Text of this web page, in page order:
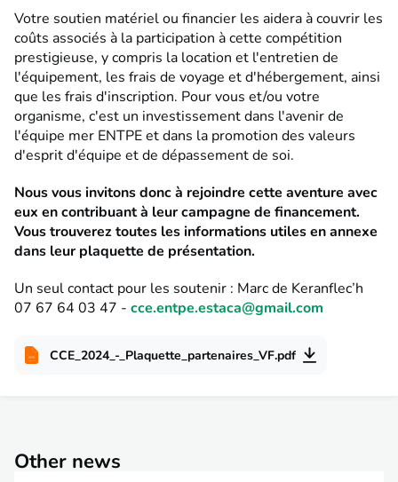
Votre soutien matériel ou financier les aidera à couvrir les
coûts associés à la participation à cette compétition
prestigieuse, y compris la location et l'entretien de
l'équipement, les frais de voyage et d'hébergement, ainsi
que les frais d'inscription. Pour vous et/ou votre
organisme, c'est un investissement dans l'avenir de
l'équipe mer ENTPE et dans la promotion des valeurs
d'esprit d'équipe et de dépassement de soi.
Nous vous invitons donc à rejoindre cette aventure avec
eux en contribuant à leur campagne de financement.
Vous trouverez toutes les informations utiles en annexe
dans leur plaquette de présentation.
Un seul contact pour les soutenir : Marc de Keranflec’h
07 67 64 03 47 - cce.entpe.estaca@gmail.com
CCE_2024_-_Plaquette_partenaires_VF.pdf
Other news